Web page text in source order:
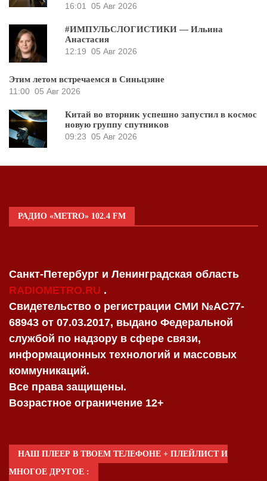
16:01
05 Авг 2026
#ИМПУЛЬСЛОГИСТИКИ — Ильина
Анастасия
12:19 05 Авг 2026
Этим летом встречаемся в Синьцзяне
11:00 05 Авг 2026
Китай во вторник успешно запустил в космос
новую группу спутников
09:23 05 Авг 2026
РАДИО «METRO» 102.4 FM
Санкт-Петербург и Ленинградская область
RADIOMETRO.RU .
Свидетельство о регистрации СМИ №AC77-
68943 от 07.03.2017, выдано Федеральной
службой по надзору в сфере связи,
информационных технологий и массовых
коммуникаций.
Все права защищены.
Возрастное ограничение 12+
НАШ ПЛЕЕР В ТВОЕМ ТЕЛЕФОНЕ + ПЛЕЙЛИСТ И
МНОГОЕ ДРУГОЕ :